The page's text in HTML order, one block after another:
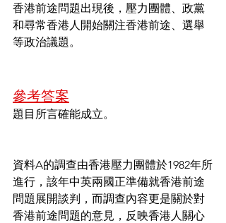
香港前途問題出現後，壓力團體、政黨
和尋常香港人開始關注香港前途、選舉
等政治議題。
參考答案
題目所言確能成立。
資料A的調查由香港壓力團體於1982年所
進行，該年中英兩國正準備就香港前途
問題展開談判，而調查內容更是關於對
香港前途問題的意見，反映香港人關心